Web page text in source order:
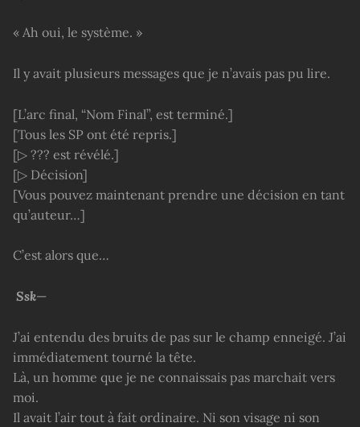
« Ah oui, le système. »
Il y avait plusieurs messages que je n’avais pas pu lire.
[L’arc final, “Nom Final”, est terminé.]
[Tous les SP ont été repris.]
[▷ ??? est révélé.]
[▷ Décision]
[Vous pouvez maintenant prendre une décision en tant
qu’auteur…]
C’est alors que…
Ssk—
J’ai entendu des bruits de pas sur le champ enneigé. J’ai
immédiatement tourné la tête.
Là, un homme que je ne connaissais pas marchait vers
moi.
Il avait l’air tout à fait ordinaire. Ni son visage ni son